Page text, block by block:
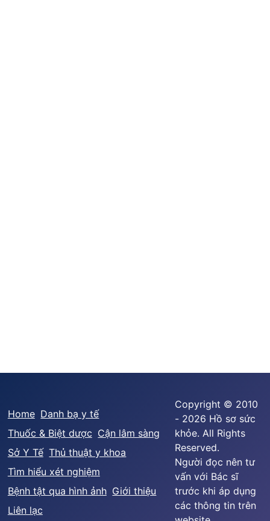
Home Danh bạ y tế
Thuốc & Biệt dược Cận lâm sàng
Sở Y Tế Thủ thuật y khoa
Tìm hiểu xét nghiệm
Bệnh tật qua hình ảnh Giới thiệu
Liên lạc
Copyright © 2010
- 2026 Hồ sơ sức
khỏe. All Rights
Reserved.
Người đọc nên tư
vấn với Bác sĩ
trước khi áp dụng
các thông tin trên